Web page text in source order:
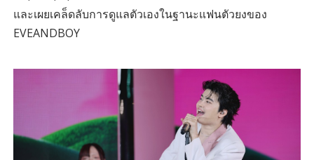
และเผยเคล็ดลับการดูแลตัวเองในฐานะแฟนตัวยงของ
EVEANDBOY